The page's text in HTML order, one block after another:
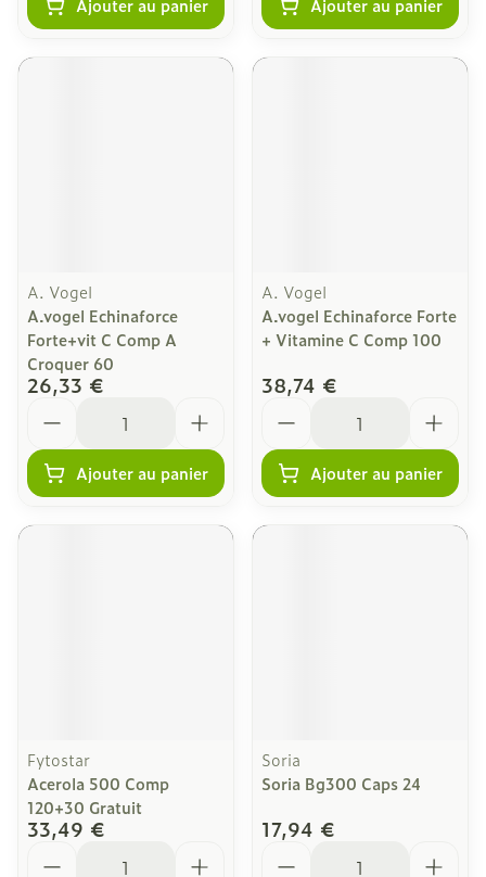
Ajouter au panier Ajouter au panier
A. Vogel
A.vogel Echinaforce
Forte+vit C Comp A
Croquer 60
26,33 €
Ajouter au panier
A. Vogel
A.vogel Echinaforce Forte
+ Vitamine C Comp 100
38,74 €
Ajouter au panier
Fytostar
Acerola 500 Comp
120+30 Gratuit
33,49 €
Soria
Soria Bg300 Caps 24
17,94 €